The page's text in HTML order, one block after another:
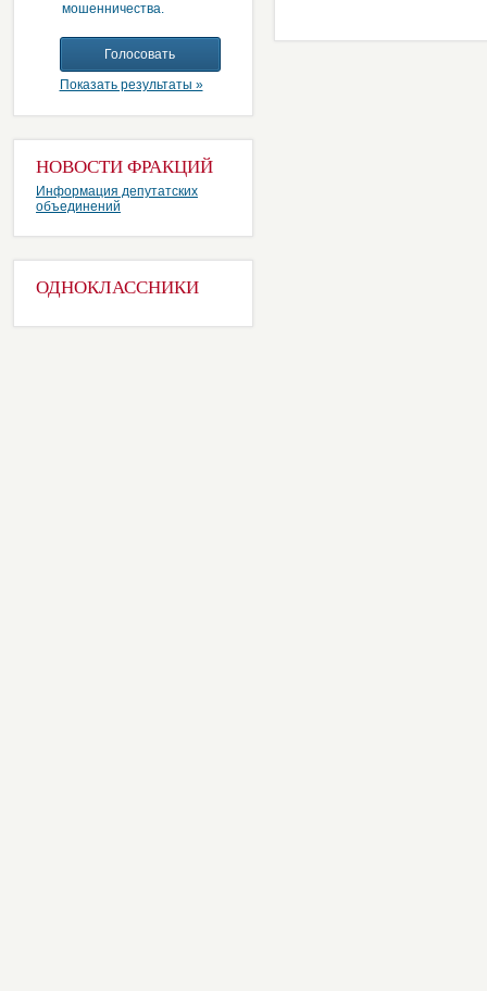
мошенничества.
Показать результаты »
НОВОСТИ ФРАКЦИЙ
Информация депутатских
объединений
ОДНОКЛАССНИКИ